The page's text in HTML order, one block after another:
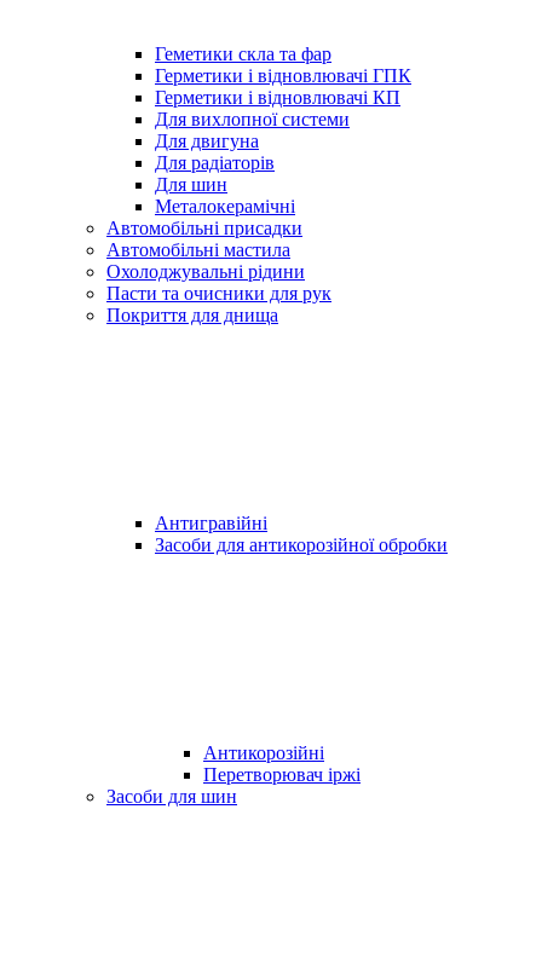
Геметики скла та фар
Герметики і відновлювачі ГПК
Герметики і відновлювачі КП
Для вихлопної системи
Для двигуна
Для радіаторів
Для шин
Металокерамічні
Автомобільні присадки
Автомобільні мастила
Охолоджувальні рідини
Пасти та очисники для рук
Покриття для днища
Антигравійні
Засоби для антикорозійної обробки
Антикорозійні
Перетворювач іржі
Засоби для шин